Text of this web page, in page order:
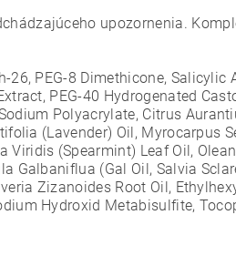
upozornenia.
26, PEG-8 Dimethicone, Salicylic
PEG-40 Hydrogenated
Polyacrylate, Citrus
(Lavender) Oil, Myrocarpus
Viridis (Spearmint) Leaf Oil,
Galbaniflua (Gal Oil, Salvia
Zizanoides Root Oil,
Hydroxid Metabisulfite,